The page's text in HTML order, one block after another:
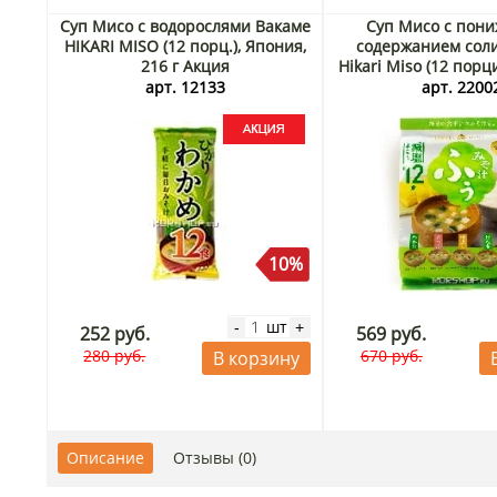
Суп Мисо с водорослями Вакаме
HIKARI MISO (12 порц.), Япония,
216 г Акция
арт. 12133
10%
252 руб.
280 руб.
- шт +
В корзину
Cуп Мисо с
содержанием
Hikari Miso (12
167,4 г
арт.
569 руб.
670 руб.
Описание Отзывы (0)